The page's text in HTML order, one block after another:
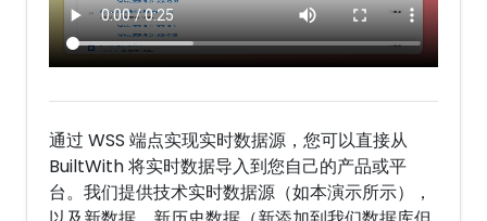
通过 WSS 端点实现实时数据源，您可以直接从
BuiltWith 将实时数据导入到您自己的产品或平
台。我们提供技术实时数据源（如本演示所示），